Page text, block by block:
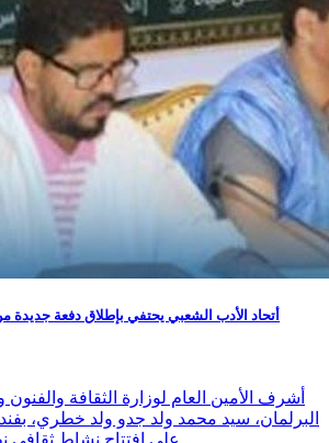
أتحاد الأدب الشعبي يحتفي بإطلاق دفعة جديدة من
أشرف الأمين العام لوزارة الثقافة والفنون
البرلمان، سيد محمد ولد جدو ولد خطري،
على افتتاح نشاط ثقافي نظمه الاتحاد الموريتاني…